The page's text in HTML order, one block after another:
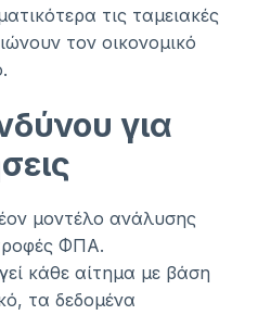
τις ταμειακές
τον οικονομικό
για
μοντέλο ανάλυσης
ΦΠΑ.
κάθε αίτημα με βάση
τα δεδομένα